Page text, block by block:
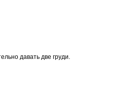
давать две груди.